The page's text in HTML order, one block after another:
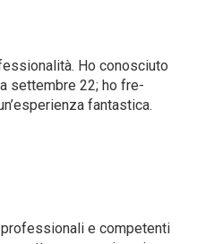
Ho cono­sciu­to
set­tem­bre 22; ho fre­
fantastica.
e com­pe­ten­ti